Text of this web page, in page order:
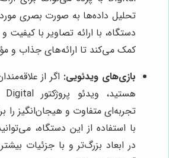
تحلیل داده‌ها به صورت بصری مورد
دستگاه، با ارائه تصاویر با کیفیت
کمک می‌کند تا ارائه‌های جذاب و
بازی‌های ویدئویی: اگر از
تجربه‌ای متفاوت و هیجان‌انگیز را
با استفاده از این دستگاه،
در ابعاد بزرگ‌تر و با جزئیات